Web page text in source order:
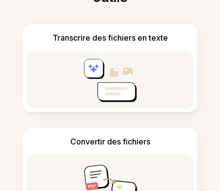
Transcrire des fichiers en texte
Convertir des fichiers